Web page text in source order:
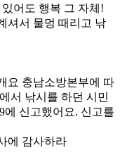
어도 행복 그 자체!
셔서 물멍 때리고 낚
요 충남소방본부에 따
서 낚시를 하던 시민
에 신고했어요. 신고를
에 감사하라